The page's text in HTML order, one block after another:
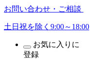
お問い合わせ・ご相談
土日祝を除く9:00～18:00
お気に入りに
登録